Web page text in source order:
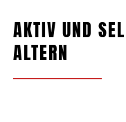
AKTIV UND
ALTERN